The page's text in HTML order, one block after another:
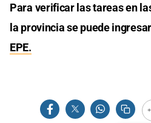
Para verificar las tareas en
la provincia se puede
EPE.